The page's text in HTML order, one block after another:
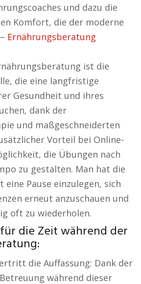
und dazu die
Komfort, die der moderne
Ernährungsberatung
ist die
die eine langfristige
Gesundheit und ihres
dank der
und maßgeschneiderten
Vorteil bei Online-
die Übungen nach
zu gestalten. Man hat die
eine Pause einzulegen, sich
erneut anzuschauen und
oft zu wiederholen.
die Zeit während der
die Auffassung: Dank der
während dieser